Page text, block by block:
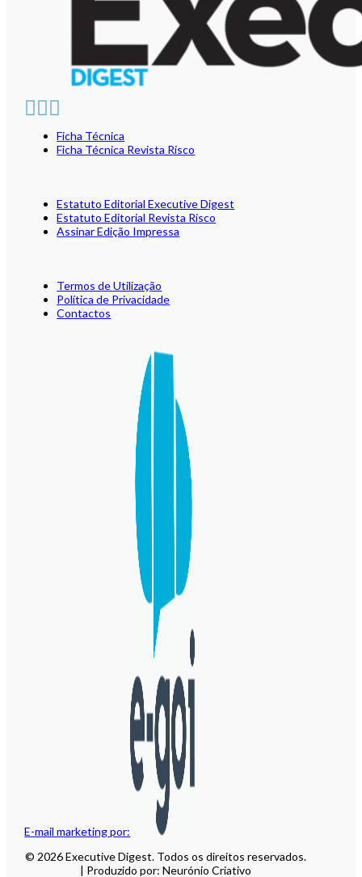
E-mail marketing por:
Ficha Técnica
Ficha Técnica Revista Risco
Estatuto Editorial Executive Digest
Estatuto Editorial Revista Risco
Assinar Edição Impressa
Termos de Utilização
Política de Privacidade
Contactos
© 2026 Executive Digest. Todos os direitos reservados.
| Produzido por: Neurónio Criativo